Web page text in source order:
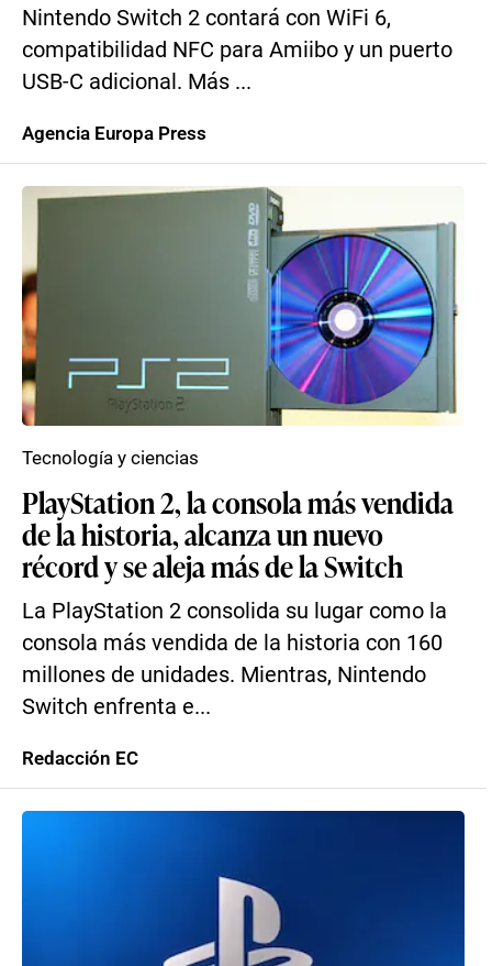
Nintendo Switch 2 contará con WiFi 6,
compatibilidad NFC para Amiibo y un puerto
USB-C adicional. Más ...
Agencia Europa Press
PlayStation 2, la consola más vendida
de la historia, alcanza un nuevo
récord y se aleja más de la Switch
La PlayStation 2 consolida su lugar como la
consola más vendida de la historia con 160
millones de unidades. Mientras, Nintendo
Switch enfrenta e...
Tecnología y ciencias
Redacción EC